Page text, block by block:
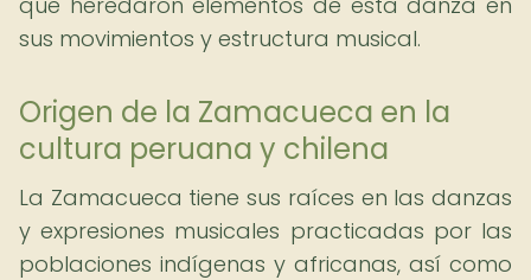
sus movimientos y estructura musical.
Origen de la Zamacueca en la
cultura peruana y chilena
La Zamacueca tiene sus raíces en las danzas
y expresiones musicales practicadas por las
poblaciones indígenas y africanas, así como